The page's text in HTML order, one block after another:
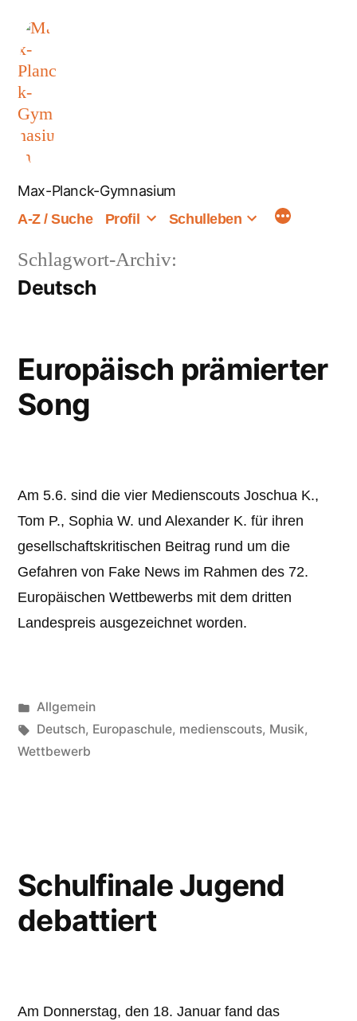
Inhalt
springen
Max-Planck-Gymnasium
A-Z / Suche Profil Schulleben
Schlagwort-Archiv:
Deutsch
Europäisch prämierter
Song
Am 5.6. sind die vier Medienscouts Joschua K.,
Tom P., Sophia W. und Alexander K. für ihren
gesellschaftskritischen Beitrag rund um die
Gefahren von Fake News im Rahmen des 72.
Europäischen Wettbewerbs mit dem dritten
Landespreis ausgezeichnet worden.
Veröffentlicht
unter
Allgemein
Schlagwörter:
Deutsch, Europaschule, medienscouts, Musik,
Wettbewerb
Schulfinale Jugend
debattiert
Am Donnerstag, den 18. Januar fand das